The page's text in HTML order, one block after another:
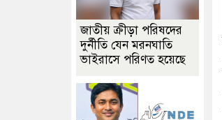
জাতীয় ক্রীড়া পরিষদের
দুর্নীতি যেন মরনঘাতি
ভাইরাসে পরিণত হয়েছে